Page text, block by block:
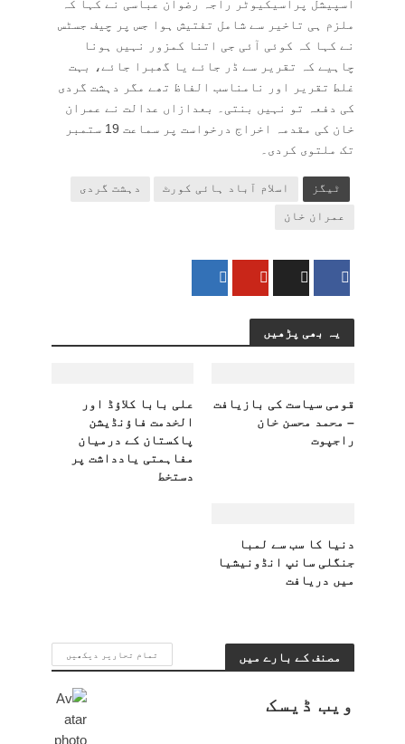
اسپیشل پراسیکیوٹر راجہ رضوان عباسی نے کہا کہ
ملزم ہی تاخیر سے شامل تفتیش ہوا جس پر چیف جسٹس
نے کہا کہ کوئی آئی جی اتنا کمزور نہیں ہونا
چاہیے کہ تقریر سے ڈر جائے یا گھبرا جائے، بہت
غلط تقریر اور نامناسب الفاظ تھے مگر دہشت گردی
کی دفعہ تو نہیں بنتی۔ بعدازاں عدالت نے عمران
خان کی مقدمہ اخراج درخواست پر سماعت 19 ستمبر
تک ملتوی کردی۔
ٹیگز اسلام آباد ہائی کورٹ دہشت گردی
عمران خان
یہ بھی پڑھیں
قومی سیاست کی بازیافت
– محمد محسن خان
راجپوت
علی بابا کلاؤڈ اور
الخدمت فاؤنڈیشن
پاکستان کے درمیان
مفاہمتی یادداشت پر
دستخط
دنیا کا سب سے لمبا
جنگلی سانپ انڈونیشیا
میں دریافت
مصنف کے بارے میں تمام تحاریر دیکھیں
ویب ڈیسک